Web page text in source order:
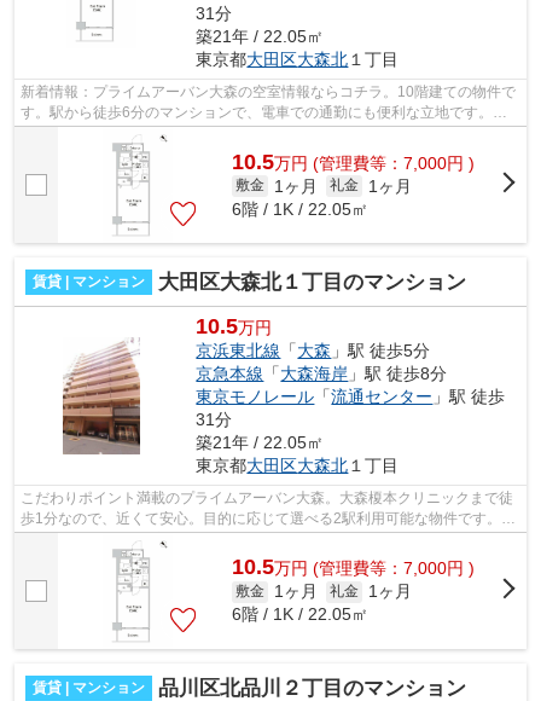
31分
築21年 / 22.05㎡
東京都大田区大森北 １丁目
新着情報：プライムアーバン大森の空室情報ならコチラ。10階建ての物件で
す。駅から徒歩6分のマンションで、電車での通勤にも便利な立地です。エ
レベーター付き物件です。当社スタッフ...
10.5万円 (管理費等：7,000円 )
敷金 1ヶ月 礼金
1ヶ月
6階 / 1K / 22.05㎡
賃貸 | マンション 大田区大森北１丁目のマンション
10.5万円
京浜東北線 「大森 」駅 徒歩5分
京急本線 「大森海岸 」駅 徒歩8分
東京モノレール 「流通センター 」駅 徒歩
31分
築21年 / 22.05㎡
東京都大田区大森北 １丁目
こだわりポイント満載のプライムアーバン大森。大森榎本クリニックまで徒
歩1分なので、近くて安心。目的に応じて選べる2駅利用可能な物件です。地
上10階建てで景色も良く、多数のお問...
10.5万円 (管理費等：7,000円 )
敷金 1ヶ月 礼金
1ヶ月
6階 / 1K / 22.05㎡
賃貸 | マンション 品川区北品川２丁目のマンション